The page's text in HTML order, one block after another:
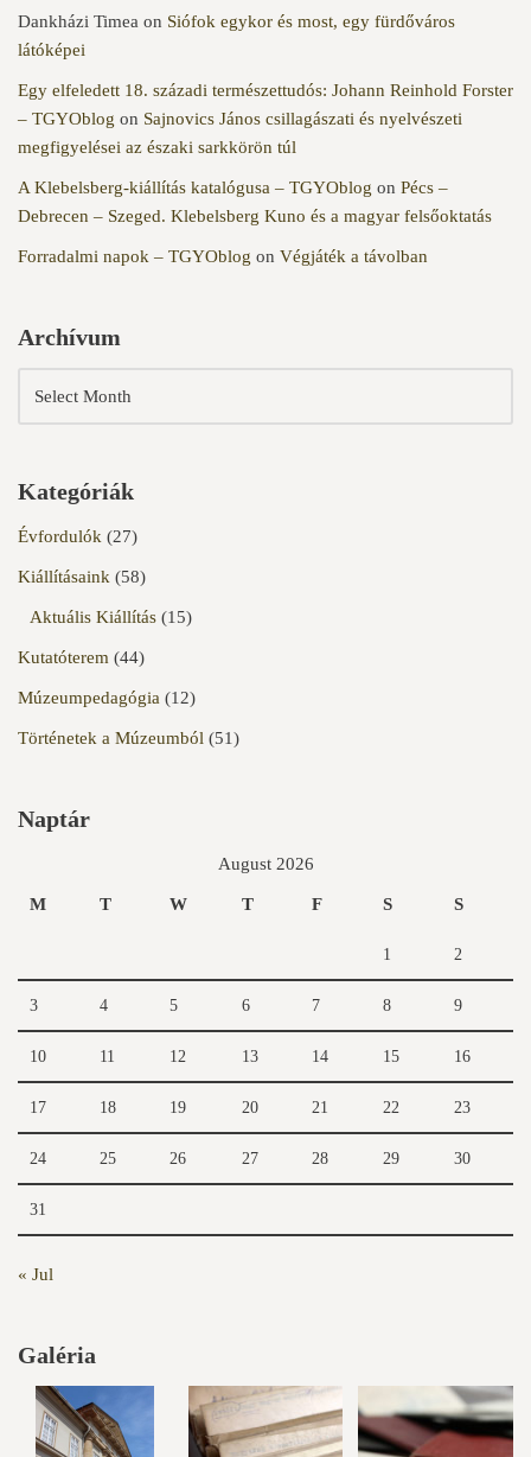
Dankházi Timea on Siófok egykor és most, egy fürdőváros
látóképei
Egy elfeledett 18. századi természettudós: Johann Reinhold Forster
– TGYOblog on Sajnovics János csillagászati és nyelvészeti
megfigyelései az északi sarkkörön túl
A Klebelsberg-kiállítás katalógusa – TGYOblog on Pécs –
Debrecen – Szeged. Klebelsberg Kuno és a magyar felsőoktatás
Forradalmi napok – TGYOblog on Végjáték a távolban
Archívum
Kategóriák
Évfordulók (27)
Kiállításaink (58)
Aktuális Kiállítás (15)
Kutatóterem (44)
Múzeumpedagógia (12)
Történetek a Múzeumból (51)
Naptár
August 2026
M T W T F S S
1 2
3 4 5 6 7 8 9
10 11 12 13 14 15 16
17 18 19 20 21 22 23
24 25 26 27 28 29 30
31
« Jul
Galéria